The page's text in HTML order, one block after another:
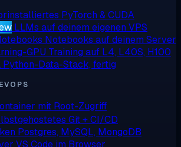
PyTorch & CUDA
LLMs auf deinem eigenen VPS
Notebooks auf deinem Server
GPU Training auf L4, L40S, H100
Python-Data-Stack, fertig
mit Root-Zugriff
Git + CI/CD
Postgres, MySQL, MongoDB
VS Code im Browser